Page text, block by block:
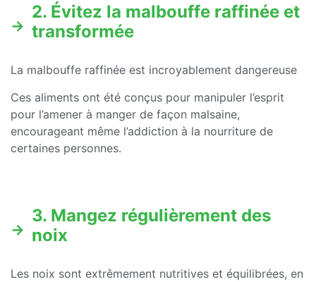
2. Évitez la malbouffe raffinée et
transformée
La malbouffe raffinée est incroyablement dangereuse
Ces aliments ont été conçus pour manipuler l’esprit
pour l’amener à manger de façon malsaine,
encourageant même l’addiction à la nourriture de
certaines personnes.
3. Mangez régulièrement des
noix
Les noix sont extrêmement nutritives et équilibrées, en